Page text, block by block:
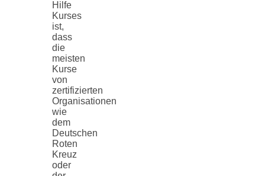
Hilfe
Kurses
ist,
dass
die
meisten
Kurse
von
zertifizierten
Organisationen
wie
dem
Deutschen
Roten
Kreuz
oder